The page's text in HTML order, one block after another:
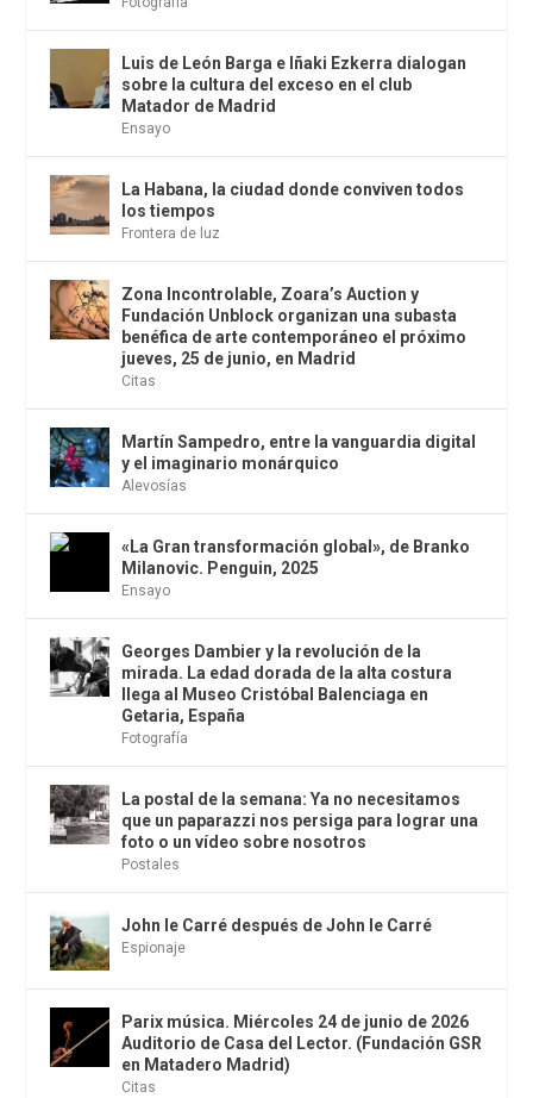
Luis de León Barga e Iñaki Ezkerra dialogan
sobre la cultura del exceso en el club
Matador de Madrid
Ensayo
La Habana, la ciudad donde conviven todos
los tiempos
Frontera de luz
Zona Incontrolable, Zoara’s Auction y
Fundación Unblock organizan una subasta
benéfica de arte contemporáneo el próximo
jueves, 25 de junio, en Madrid
Citas
Martín Sampedro, entre la vanguardia digital
y el imaginario monárquico
Alevosías
«La Gran transformación global», de Branko
Milanovic. Penguin, 2025
Ensayo
Georges Dambier y la revolución de la
mirada. La edad dorada de la alta costura
llega al Museo Cristóbal Balenciaga en
Getaria, España
Fotografía
La postal de la semana: Ya no necesitamos
que un paparazzi nos persiga para lograr una
foto o un vídeo sobre nosotros
Postales
John le Carré después de John le Carré
Espionaje
Parix música. Miércoles 24 de junio de 2026
Auditorio de Casa del Lector. (Fundación GSR
en Matadero Madrid)
Citas